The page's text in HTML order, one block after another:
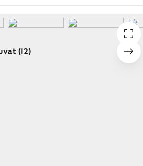
(12)